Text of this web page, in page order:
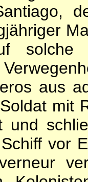
solche
aus
mit
und
vor